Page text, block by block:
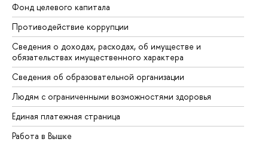
Фонд целевого капитала
Противодействие коррупции
Сведения о доходах, расходах, об имуществе и
обязательствах имущественного характера
Сведения об образовательной организации
Людям с ограниченными возможностями здоровья
Единая платежная страница
Работа в Вышке